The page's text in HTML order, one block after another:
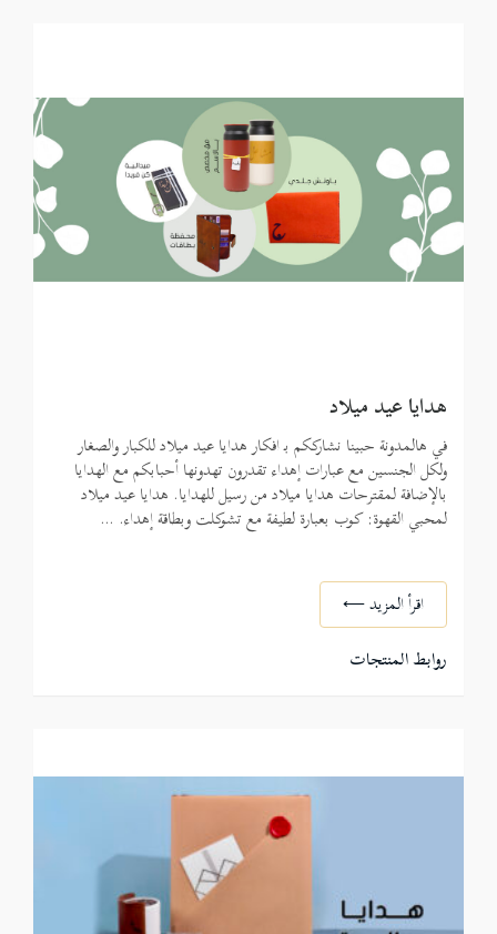
هدايا عيد ميلاد
في هالمدونة حبينا نشارككم بـ افكار هدايا عيد ميلاد للكبار والصغار
ولكل الجنسين مع عبارات إهداء تقدرون تهدونها أحبابكم مع الهدايا
بالإضافة لمقترحات هدايا ميلاد من رسيل للهدايا. هدايا عيد ميلاد
لمحبي القهوة: كوب بعبارة لطيفة مع تشوكلت وبطاقة إهداء. …
اقرأ المزيد ⟵
روابط المنتجات